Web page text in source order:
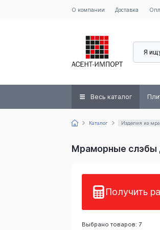
О компании Доставка
Я
Весь каталог
Каталог Изделия из
Мраморные слэбы
Получить
Выбрано товаров: 7
Имперадор